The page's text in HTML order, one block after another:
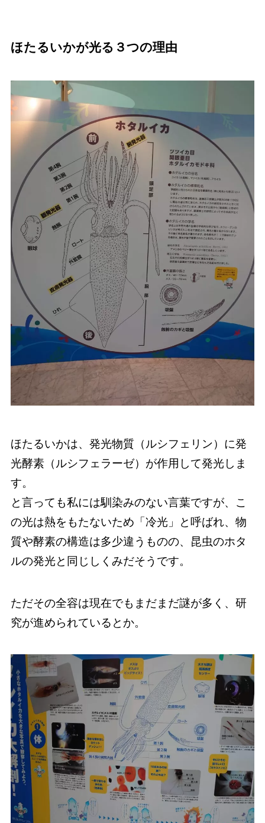
ほたるいかが光る３つの理由
ほたるいかは、発光物質（ルシフェリン）に発
光酵素（ルシフェラーゼ）が作用して発光しま
す。
と言っても私には馴染みのない言葉ですが、こ
の光は熱をもたないため「冷光」と呼ばれ、物
質や酵素の構造は多少違うものの、昆虫のホタ
ルの発光と同じしくみだそうです。
ただその全容は現在でもまだまだ謎が多く、研
究が進められているとか。